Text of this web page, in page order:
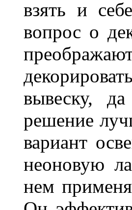
взять и
вопрос о
вывеску,
решение
вариант
неоновую
нем